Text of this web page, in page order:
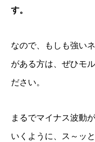
す。
なので、もしも強い
がある方は、ぜひモ
ださい。
まるでマイナス波動
いくように、ス～ッ